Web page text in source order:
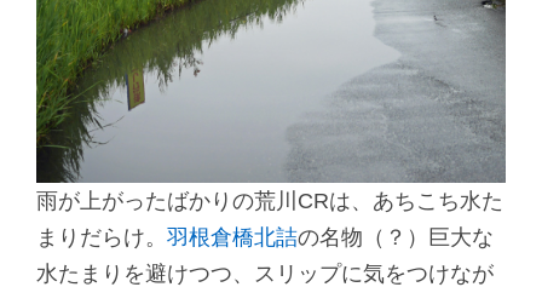
雨が上がったばかりの荒川CRは、あちこち水た
まりだらけ。 羽根倉橋北詰の名物（？）巨大な
水たまりを避けつつ、スリップに気をつけなが